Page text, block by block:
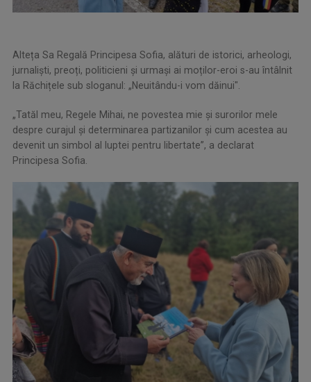
Alteța Sa Regală Principesa Sofia, alături de istorici, arheologi,
jurnaliști, preoți, politicieni și urmași ai moților-eroi s-au întâlnit
la Răchițele sub sloganul: „Neuitându-i vom dăinui".
„Tatăl meu, Regele Mihai, ne povestea mie și surorilor mele
despre curajul și determinarea partizanilor și cum acestea au
devenit un simbol al luptei pentru libertate”, a declarat
Principesa Sofia.